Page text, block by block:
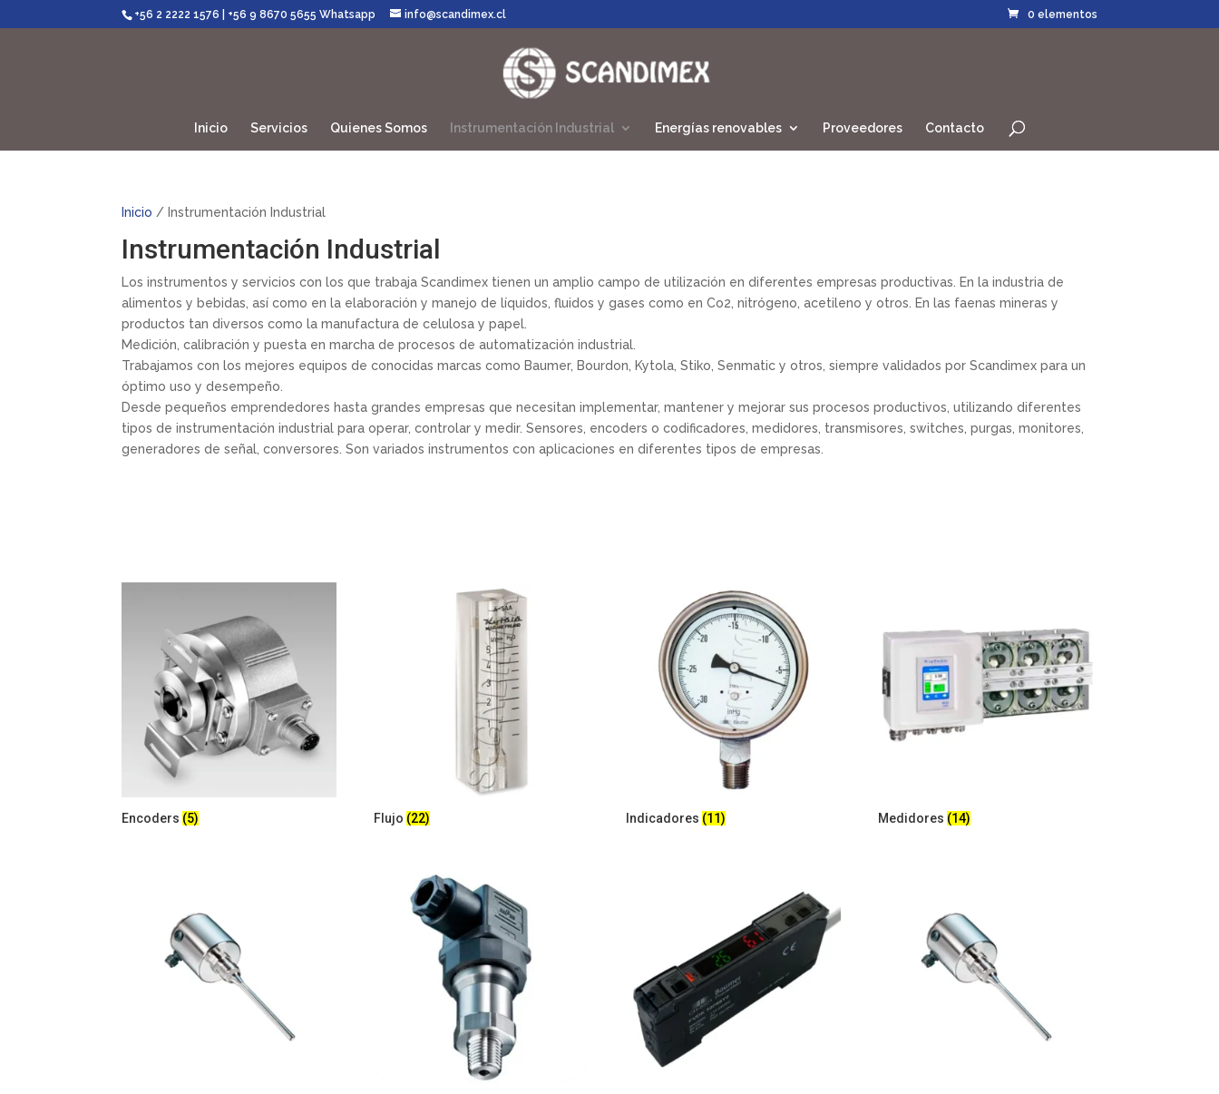
+56 2 2222 1576 +56 9 8670 5655 Whatsapp info@scandimex.cl 0 elementos
Inicio Servicios Quienes Somos Instrumentación Industrial Energías renovables Proveedores Contacto
Inicio / Instrumentación Industrial
Instrumentación Industrial
Los instrumentos y servicios con los que trabaja Scandimex tienen un amplio campo de utilización en diferentes empresas productivas. En la industria de
alimentos y bebidas, así como en la elaboración y manejo de líquidos, fluidos y gases como en Co2, nitrógeno, acetileno y otros. En las faenas mineras y
productos tan diversos como la manufactura de celulosa y papel.
Medición, calibración y puesta en marcha de procesos de automatización industrial.
Trabajamos con los mejores equipos de conocidas marcas como Baumer, Bourdon, Kytola, Stiko, Senmatic y otros, siempre validados por Scandimex para un
óptimo uso y desempeño.
Desde pequeños emprendedores hasta grandes empresas que necesitan implementar, mantener y mejorar sus procesos productivos, utilizando diferentes
tipos de instrumentación industrial para operar, controlar y medir. Sensores, encoders o codificadores, medidores, transmisores, switches, purgas, monitores,
generadores de señal, conversores. Son variados instrumentos con aplicaciones en diferentes tipos de empresas.
Encoders (5) Flujo (22) Indicadores (11) Medidores (14)